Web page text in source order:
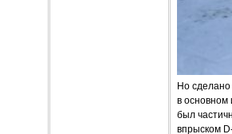
Но
в основном
был
впрыском